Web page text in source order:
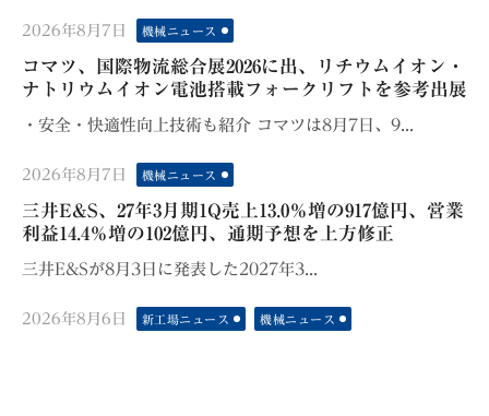
Posted
2026年8月7日 機械ニュース
コマツ、国際物流総合展2026に出、リチウムイオン・
ナトリウムイオン電池搭載フォークリフトを参考出展
・安全・快適性向上技術も紹介 コマツは8月7日、9...
Posted
on
2026年8月7日 機械ニュース
三井E&S、27年3月期1Q売上13.0％増の917億円、営業
利益14.4％増の102億円、通期予想を上方修正
三井E&Sが8月3日に発表した2027年3...
Posted
2026年8月6日 新工場ニュース 機械ニュース